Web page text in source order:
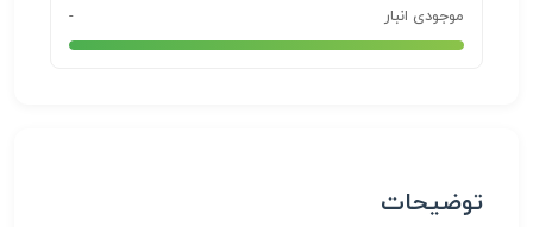
موجودی انبار -
توضیحات